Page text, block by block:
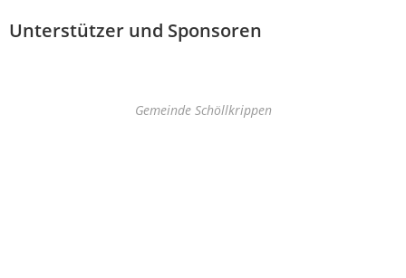
Unterstützer und Sponsoren
Gemeinde Schöllkrippen